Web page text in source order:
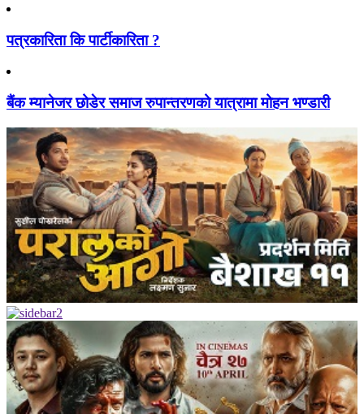
पत्रकारिता कि पार्टीकारिता ?
बैंक म्यानेजर छोडेर समाज रुपान्तरणको यात्रामा मोहन भण्डारी